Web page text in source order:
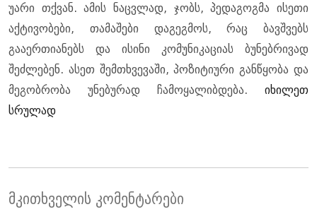
უარი თქვან. ამის ნაცვლად, ჯობს, პედაგოგმა ისეთი
აქტივობები, თამაშები დაგეგმოს, რაც ბავშვებს
გააერთიანებს და ისინი კომუნიკაციას ბუნებრივად
შეძლებენ. ასეთ შემთხვევაში, პოზიტიური განწყობა და
მეგობრობა უნებურად ჩამოყალიბდება. იხილეთ
სრულად
მკითხველის კომენტარები